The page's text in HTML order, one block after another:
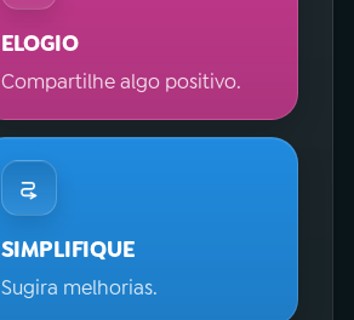
ELOGIO
Compartilhe algo positivo.
SIMPLIFIQUE
Sugira melhorias.